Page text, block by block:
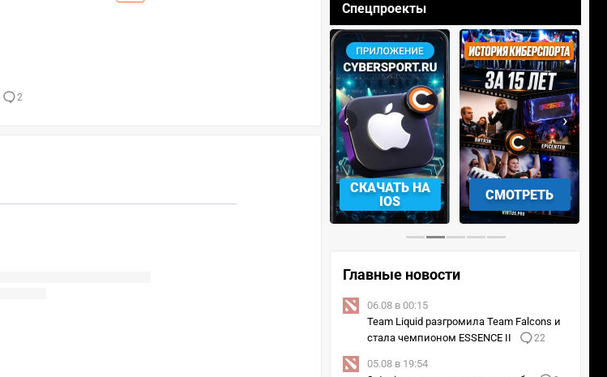
2
Спецпроекты
ANDROID
СМОТРЕТЬ УЧАСТВОВАТЬ
‹ ›
Главные новости
06.08 в 00:15
Team Liquid разгромила Team Falcons и
стала чемпионом ESSENCE II
22
05.08 в 19:54